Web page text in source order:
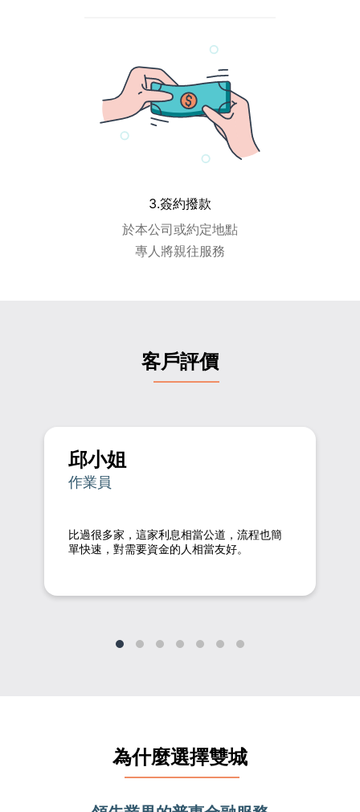
3.簽約撥款
於本公司或約定地點
專人將親往服務
客戶評價
邱小姐
作業員
比過很多家，這家利息相當公道，流程也簡
單快速，對需要資金的人相當友好。
為什麼選擇雙城